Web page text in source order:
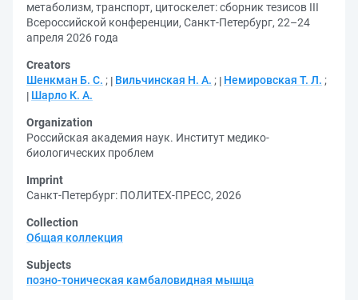
метаболизм, транспорт, цитоскелет: сборник тезисов III
Всероссийской конференции, Санкт-Петербург, 22–24
апреля 2026 года
Creators
Шенкман Б. С. ; Вильчинская Н. А. ; Немировская Т. Л. ;
Шарло К. А.
Organization
Российская академия наук. Институт медико-
биологических проблем
Imprint
Санкт-Петербург: ПОЛИТЕХ-ПРЕСС, 2026
Collection
Общая коллекция
Subjects
позно-тоническая камбаловидная мышца